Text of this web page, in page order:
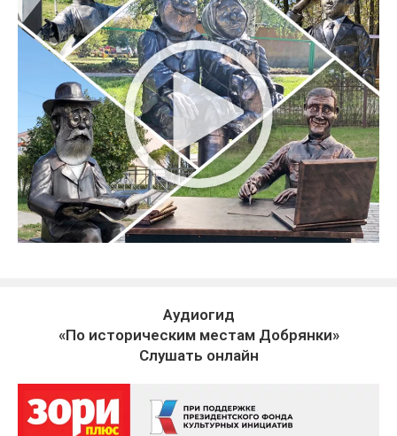
Аудиогид
«По историческим местам Добрянки»
Слушать онлайн